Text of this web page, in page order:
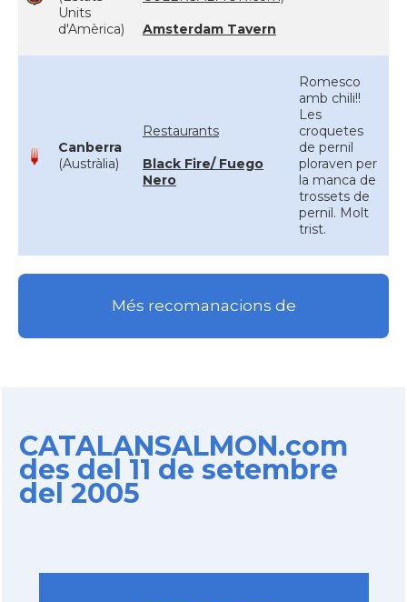
Units
d'Amèrica)
Amsterdam Tavern
Canberra
(Austràlia)
Restaurants
Black Fire/ Fuego
Nero
Romesco
amb chili!!
Les
croquetes
de pernil
ploraven per
la manca de
trossets de
pernil. Molt
trist.
Més recomanacions de
CATALANSALMON.com
des del 11 de setembre
del 2005